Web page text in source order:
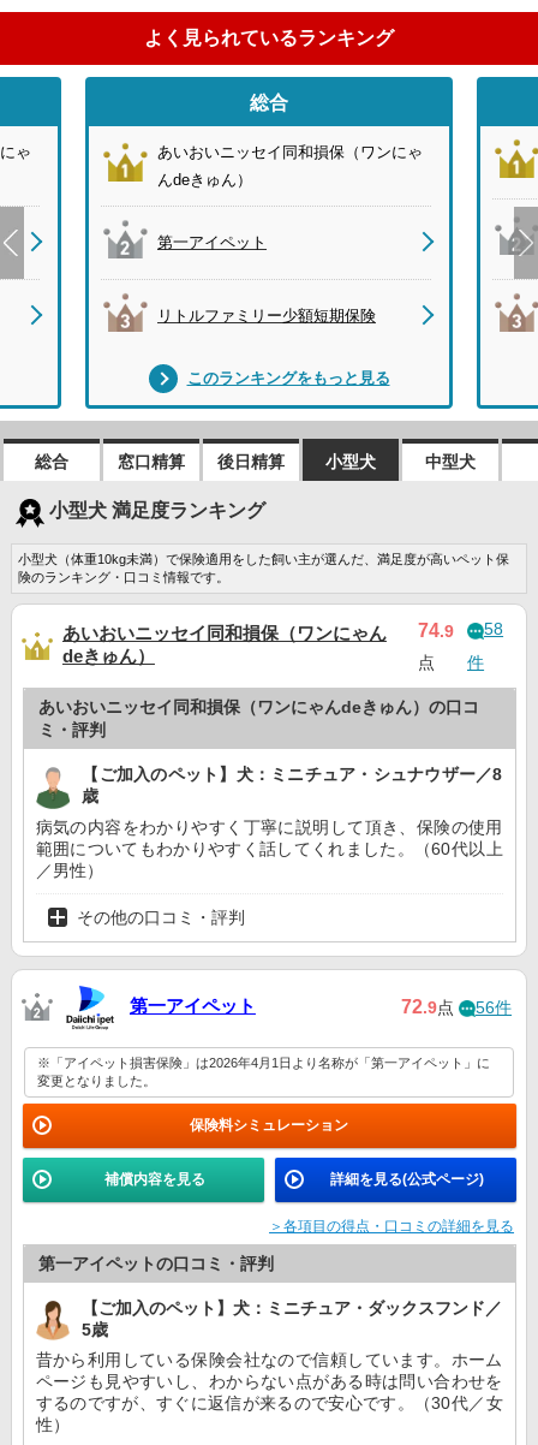
よく見られているランキング
ゃ
総合
あいおいニッセイ同和損保（ワンにゃ
んdeきゅん）
第一アイペット
リトルファミリー少額短期保険
このランキングをもっと見る
総合 窓口精算 後日精算 小型犬 中型犬
小型犬 満足度ランキング
小型犬（体重10kg未満）で保険適用をした飼い主が選んだ、満足度が高いペット保
険のランキング・口コミ情報です。
あいおいニッセイ同和損保（ワンにゃん
deきゅん）
74.9
点
58
件
あいおいニッセイ同和損保（ワンにゃんdeきゅん）の口コ
ミ・評判
【ご加入のペット】犬：ミニチュア・シュナウザー／8
歳
病気の内容をわかりやすく丁寧に説明して頂き、保険の使用
範囲についてもわかりやすく話してくれました。（60代以上
／男性）
その他の口コミ・評判
第一アイペット 72.9点 56件
※「アイペット損害保険」は2026年4月1日より名称が「第一アイペット」に
変更となりました。
保険料シミュレーション
補償内容を見る 詳細を見る(公式ページ)
＞各項目の得点・口コミの詳細を見る
第一アイペットの口コミ・評判
【ご加入のペット】犬：ミニチュア・ダックスフンド／
5歳
昔から利用している保険会社なので信頼しています。ホーム
ページも見やすいし、わからない点がある時は問い合わせを
するのですが、すぐに返信が来るので安心です。（30代／女
性）